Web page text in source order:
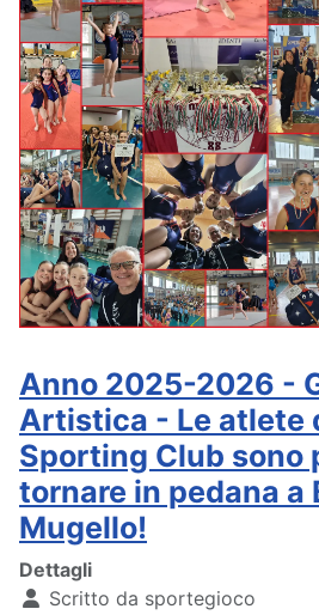
Anno 2025-2026 -
Artistica - Le atlete
Sporting Club sono
tornare in pedana a
Mugello!
Dettagli
Scritto da sportegioco